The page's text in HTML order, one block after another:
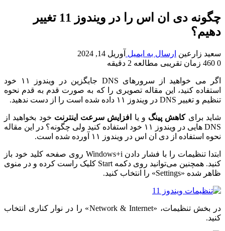
چگونه دی ان اس را در ویندوز 11 تغییر
دهیم؟
سعید زارعین ارسال به ایمیل آوریل 14, 2024
0
زمان تقریبی مطالعه 2 دقیقه
اگر می خواهید از سرورهای DNS جایگزین در ویندوز ۱۱ خود
استفاده کنید، این مقاله تصویری را که به صورت قدم به قدم نحوه
تنظیم و تغییر DNS در ویندوز ۱۱ داده شده است را از دست ندهید.
شاید برایکاهش پینگ و یا افزایش سرعت اینترنت خود بخواهید از
DNS هایی در ویندوز ۱۱ خود استفاده کنید ولی چگونه؟ در این مقاله
نحوه استفاده از دی ان اس در ویندوز ۱۱ آورده شده است.
ابتدا تنظیمات را با فشار دادن Windows+i روی صفحه کلید خود باز
کنید. همچنین می‌توانید روی دکمه Start کلیک راست کرده و در منوی
ظاهر شده «Settings» را انتخاب کنید.
در بخش تنظیمات، «Network & Internet» را در نوار کناری انتخاب
کنید.